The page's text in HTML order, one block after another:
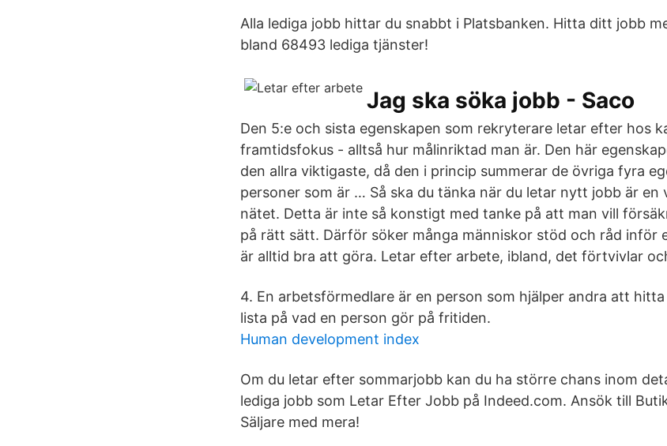
Alla lediga jobb hittar du snabbt i Platsbanken. Hitta ditt jobb
bland 68493 lediga tjänster!
Jag ska söka jobb - Saco
Den 5:e och sista egenskapen som rekryterare letar efter hos
framtidsfokus - alltså hur målinriktad man är. Den här
den allra viktigaste, då den i princip summerar de övriga fyra
personer som är … Så ska du tänka när du letar nytt jobb är en
nätet. Detta är inte så konstigt med tanke på att man vill
på rätt sätt. Därför söker många människor stöd och råd inför
är alltid bra att göra. Letar efter arbete, ibland, det förtvivlar
4. En arbetsförmedlare är en person som hjälper andra att
lista på vad en person gör på fritiden.
Human development index
Om du letar efter sommarjobb kan du ha större chans inom
lediga jobb som Letar Efter Jobb på Indeed.com. Ansök till
Säljare med mera!